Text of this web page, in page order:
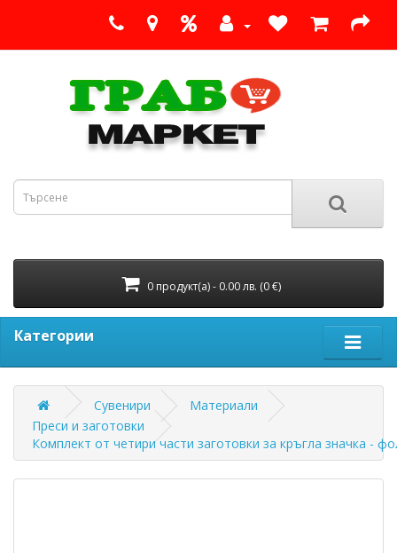
0 продукт(а) - 0.00 лв. (0 €)
Категории
Сувенири
Материали
Преси и заготовки
Комплект от четири части заготовки за кръгла значка -